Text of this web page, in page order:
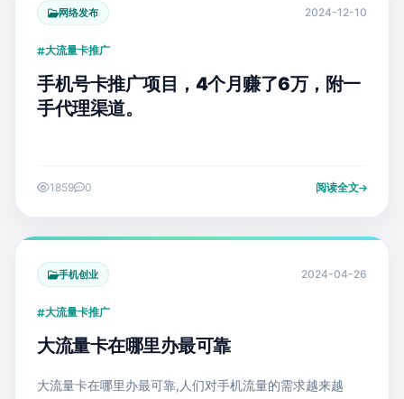
网络发布 2024-12-10
大流量卡推广
手机号卡推广项目，4个月赚了6万，附一
手代理渠道。
1859 0 阅读全文
手机创业 2024-04-26
大流量卡推广
大流量卡在哪里办最可靠
大流量卡在哪里办最可靠,人们对手机流量的需求越来越